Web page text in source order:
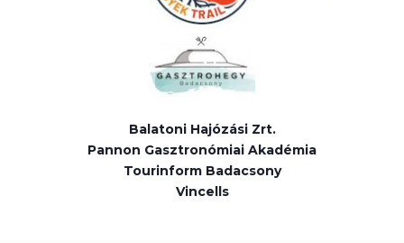
Balatoni Hajózási Zrt.
Pannon Gasztronómiai Akadémia
Tourinform Badacsony
Vincells